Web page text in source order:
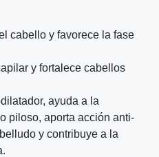
cabello y favorece la fase
y fortalece cabellos
ayuda a la
piloso, aporta acción anti-
y contribuye a la